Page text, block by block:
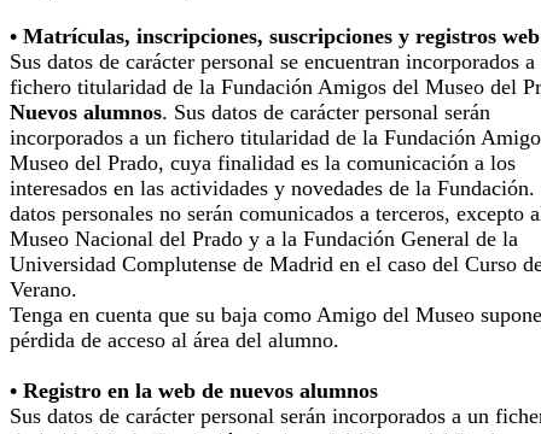
• Matrículas, inscripciones, suscripciones y registros web
Sus datos de carácter personal se encuentran incorporados a
fichero titularidad de la Fundación Amigos del Museo del
Nuevos alumnos. Sus datos de carácter personal serán
incorporados a un fichero titularidad de la Fundación
Museo del Prado, cuya finalidad es la comunicación a los
interesados en las actividades y novedades de la Fundación.
datos personales no serán comunicados a terceros, excepto
Museo Nacional del Prado y a la Fundación General de la
Universidad Complutense de Madrid en el caso del Curso
Verano.
Tenga en cuenta que su baja como Amigo del Museo
pérdida de acceso al área del alumno.
• Registro en la web de nuevos alumnos
Sus datos de carácter personal serán incorporados a un